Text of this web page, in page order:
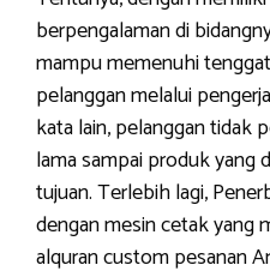
berpengalaman di
mampu memenuhi
pelanggan melalui
kata lain, pelanggan tidak
lama sampai produk yang
tujuan. Terlebih lagi,
dengan mesin cetak yang
alquran custom pesanan